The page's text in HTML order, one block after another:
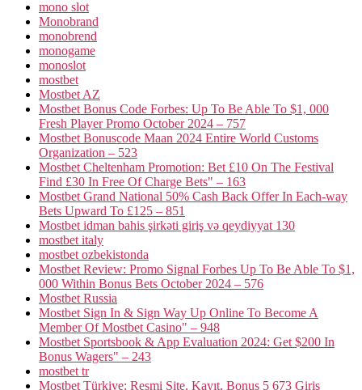
mono slot
Monobrand
monobrend
monogame
monoslot
mostbet
Mostbet AZ
Mostbet Bonus Code Forbes: Up To Be Able To $1, 000
Fresh Player Promo October 2024 – 757
Mostbet Bonuscode Maan 2024 Entire World Customs
Organization – 523
Mostbet Cheltenham Promotion: Bet £10 On The Festival
Find £30 In Free Of Charge Bets" – 163
Mostbet Grand National 50% Cash Back Offer In Each-way
Bets Upward To £125 – 851
Mostbet idman bahis şirkəti giriş və qeydiyyat 130
mostbet italy
mostbet ozbekistonda
Mostbet Review: Promo Signal Forbes Up To Be Able To $1,
000 Within Bonus Bets October 2024 – 576
Mostbet Russia
Mostbet Sign In & Sign Way Up Online To Become A
Member Of Mostbet Casino" – 948
Mostbet Sportsbook & App Evaluation 2024: Get $200 In
Bonus Wagers" – 243
mostbet tr
Mostbet Türkiye: Resmi Site, Kayıt, Bonus 5 673 Giriş